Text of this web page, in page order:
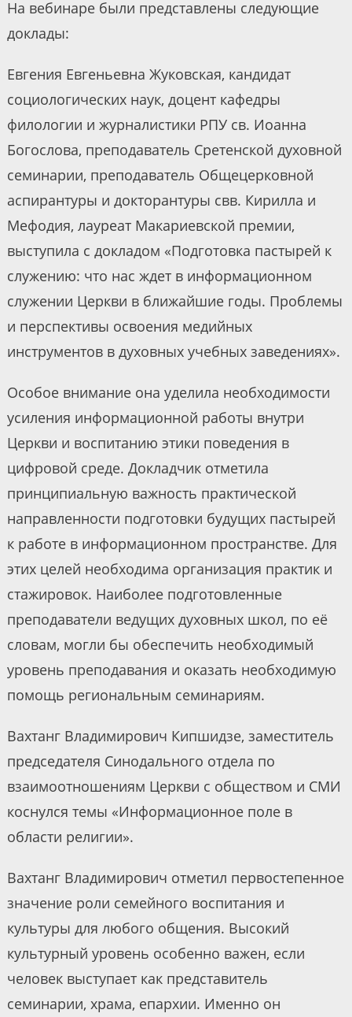
На вебинаре были представлены следующие
доклады:
Евгения Евгеньевна Жуковская, кандидат
социологических наук, доцент кафедры
филологии и журналистики РПУ св. Иоанна
Богослова, преподаватель Сретенской духовной
семинарии, преподаватель Общецерковной
аспирантуры и докторантуры свв. Кирилла и
Мефодия, лауреат Макариевской премии,
выступила с докладом «Подготовка пастырей к
служению: что нас ждет в информационном
служении Церкви в ближайшие годы. Проблемы
и перспективы освоения медийных
инструментов в духовных учебных заведениях».
Особое внимание она уделила необходимости
усиления информационной работы внутри
Церкви и воспитанию этики поведения в
цифровой среде. Докладчик отметила
принципиальную важность практической
направленности подготовки будущих пастырей
к работе в информационном пространстве. Для
этих целей необходима организация практик и
стажировок. Наиболее подготовленные
преподаватели ведущих духовных школ, по её
словам, могли бы обеспечить необходимый
уровень преподавания и оказать необходимую
помощь региональным семинариям.
Вахтанг Владимирович Кипшидзе, заместитель
председателя Синодального отдела по
взаимоотношениям Церкви с обществом и СМИ
коснулся темы «Информационное поле в
области религии».
Вахтанг Владимирович отметил первостепенное
значение роли семейного воспитания и
культуры для любого общения. Высокий
культурный уровень особенно важен, если
человек выступает как представитель
семинарии, храма, епархии. Именно он